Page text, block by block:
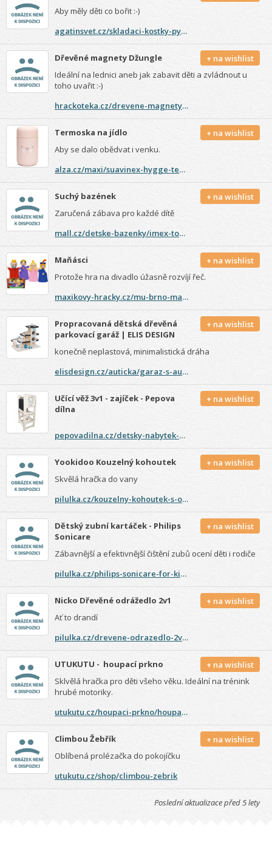
Aby měly děti co bořit :-)
agatinsvet.cz/skladaci-kostky-pyramida-dopravni-prostredky/
+ na wishlist
Dřevěné magnety Džungle
Ideální na lednici aneb jak zabavit děti a zvládnout u
toho uvařit :-)
hrackoteka.cz/drevene-magnety-dzungle.html
+ na wishlist
Termoska na jídlo
Aby se dalo obědvat i venku.
alza.cz/maxi/suavinex-hygge-termoska-na-potraviny-zelena-d5871584.htm
+ na wishlist
Suchý bazének
Zaručená zábava pro každé dítě
mall.cz/detske-bazenky/imex-toys-2921-suchy-bazen-s-micky-100017315874?gclid=CjwKCAiAtK79BRAIEiwA4OskBs0yzRneb7TBBIal_U9TLL0-zZu5puiJfNFxLwM5uPtDUflUyDW5fBoCyPIQAvD_BwE
+ na wishlist
Maňásci
Protože hra na divadlo úžasně rozvíjí řeč.
maxikovy-hracky.cz/mu-brno-manasci-kralovsky-dvur-s-kralovnou
+ na wishlist
Propracovaná dětská dřevěná
parkovací garáž | ELIS DESIGN
konečně neplastová, minimalistická dráha
elisdesign.cz/auticka/garaz-s-auticky/?gclid=CjwKCAiA5IL-BRAzEiwA0lcWYp9ujvURlpmFQ-D2Ca_Nd_OU0paZug2D4UEJx5afdbeKwrrxk-b8AhoCBk8QAvD_BwE
+ na wishlist
Učící věž 3v1 - zajíček - Pepova
dílna
pepovadilna.cz/detsky-nabytek-a-ucici-veze/ucici-vez-zajicek/
+ na wishlist
Yookidoo Kouzelný kohoutek
Skvělá hračka do vany
pilulka.cz/kouzelny-kohoutek-s-ozubenymi-tvary
+ na wishlist
Dětský zubní kartáček - Philips
Sonicare
Zábavnější a efektivnější čištění zubů ocení děti i rodiče
pilulka.cz/philips-sonicare-for-kids-pink-hx6352-42-sonicky-elektricky-zubni-kartacek-pro-deti-s-pripojenim-bluetooth
+ na wishlist
Nicko Dřevěné odrážedlo 2v1
Ať to drandí
pilulka.cz/drevene-odrazedlo-2v1-mini-zlute
+ na wishlist
UTUKUTU - houpací prkno
Sklvělá hračka pro děti všeho věku. Ideální na trénink
hrubé motoriky.
utukutu.cz/houpaci-prkno/houpaci-prkno5
+ na wishlist
Climbou Žebřík
Oblíbená prolézačka do pokojíčku
utukutu.cz/shop/climbou-zebrik
Poslední aktualizacepřed 5 lety